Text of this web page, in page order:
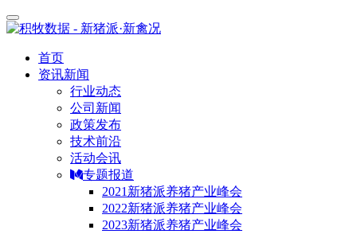
首页
资讯新闻
行业动态
公司新闻
政策发布
技术前沿
活动会讯
专题报道
2021新猪派养猪产业峰会
2022新猪派养猪产业峰会
2023新猪派养猪产业峰会